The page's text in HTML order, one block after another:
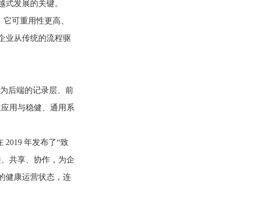
式发展的关键。
可重用性更高、
业从传统的流程驱
后端的记录层、前
用与稳健、通用系
2019 年发布了“致
共享、协作，为企
健康运营状态，连